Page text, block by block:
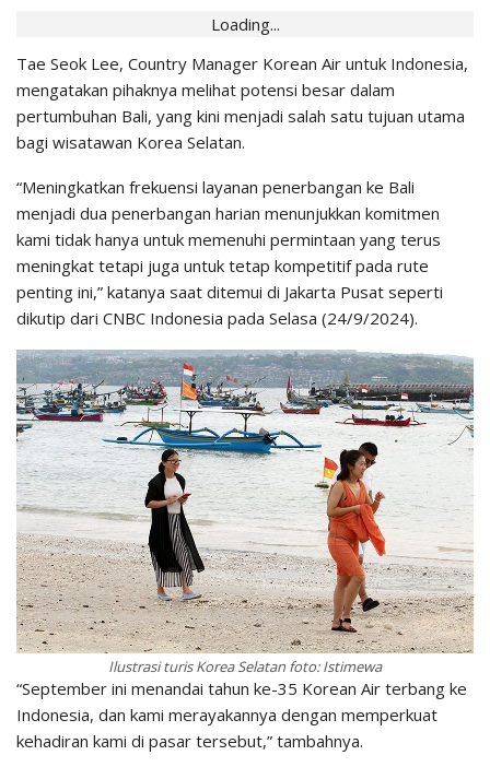
Loading...
Tae Seok Lee, Country Manager Korean Air untuk Indonesia,
mengatakan pihaknya melihat potensi besar dalam
pertumbuhan Bali, yang kini menjadi salah satu tujuan utama
bagi wisatawan Korea Selatan.
“Meningkatkan frekuensi layanan penerbangan ke Bali
menjadi dua penerbangan harian menunjukkan komitmen
kami tidak hanya untuk memenuhi permintaan yang terus
meningkat tetapi juga untuk tetap kompetitif pada rute
penting ini,” katanya saat ditemui di Jakarta Pusat seperti
dikutip dari CNBC Indonesia pada Selasa (24/9/2024).
Ilustrasi turis Korea Selatan foto: Istimewa
“September ini menandai tahun ke-35 Korean Air terbang ke
Indonesia, dan kami merayakannya dengan memperkuat
kehadiran kami di pasar tersebut,” tambahnya.